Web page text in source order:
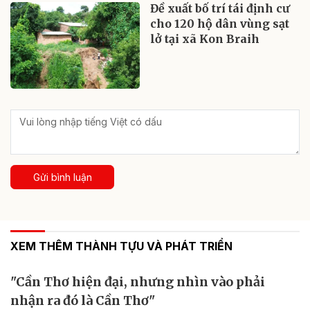
Đề xuất bố trí tái định cư
cho 120 hộ dân vùng sạt
lở tại xã Kon Braih
Gửi bình luận
XEM THÊM THÀNH TỰU VÀ PHÁT TRIỂN
"Cần Thơ hiện đại, nhưng nhìn vào phải
nhận ra đó là Cần Thơ"